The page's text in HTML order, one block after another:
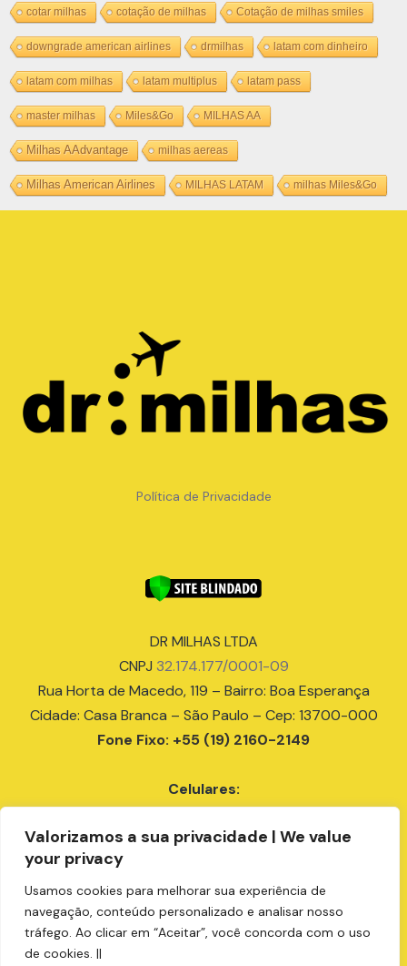
Valorizamos a sua privacidade | We value
your privacy
Usamos cookies para melhorar sua experiência de
navegação, conteúdo personalizado e analisar nosso
tráfego. Ao clicar em “Aceitar”, você concorda com o uso
de cookies. ||
cotar milhas cotação de milhas Cotação de milhas smiles
downgrade american airlines drmilhas latam com dinheiro
latam com milhas latam multiplus latam pass
master milhas Miles&Go MILHAS AA
Milhas AAdvantage milhas aereas
Milhas American Airlines MILHAS LATAM milhas Miles&Go
Política de Privacidade
DR MILHAS LTDA
CNPJ 32.174.177/0001-09
Rua Horta de Macedo, 119 – Bairro: Boa Esperança
Cidade: Casa Branca – São Paulo – Cep: 13700-000
Fone Fixo: +55 (19) 2160-2149
Celulares:
+55 (19) 99151-6336
+55 (19) 99137-2112
compras@drmilhas.com.br